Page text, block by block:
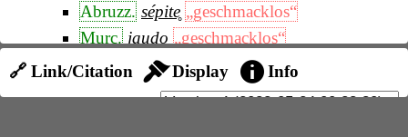
Abruzz. sépite̥ „geschmacklos“
Murc. jaudo „geschmacklos“
Arag.
jauto „geschmacklos“ García de
Diego, 32
🔗 Link/Citation Display Info